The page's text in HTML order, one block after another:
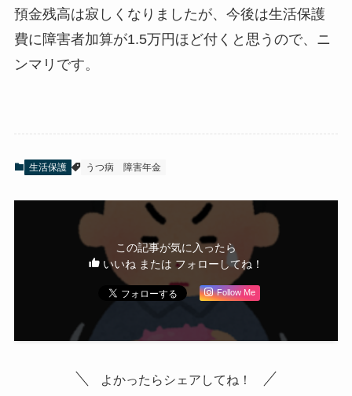
預金残高は寂しくなりましたが、今後は生活保護
費に障害者加算が1.5万円ほど付くと思うので、ニ
ンマリです。
生活保護 うつ病 障害年金
この記事が気に入ったら
いいね または フォローしてね！
Follow Me
よかったらシェアしてね！